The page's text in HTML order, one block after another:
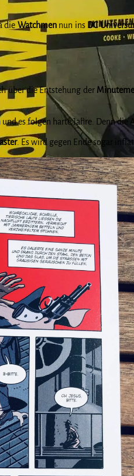
die Watchmennun ins DC
über die Entstehung der
und es folgen harte Jahre. Denn die
. Es wird gegen Ende sogar